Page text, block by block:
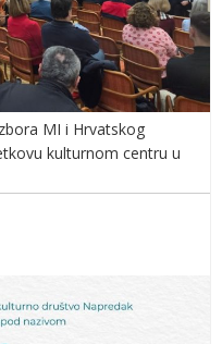
MI i Hrvatskog
kulturnom centru u